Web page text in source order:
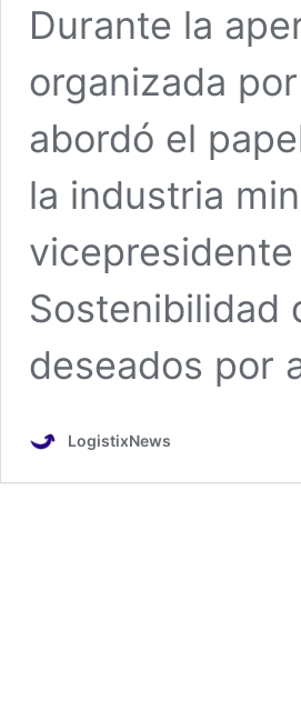
Durante la
organizada
abordó el
la industria
Sostenibilidad
deseados por
LogistixNews